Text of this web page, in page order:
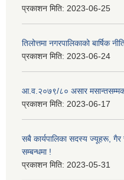
प्रकाशन मिति: 2023-06-25
तिलोत्तमा नगरपालिकाको बार्षिक
प्रकाशन मिति: 2023-06-24
आ.व.२०७९/८० असार
प्रकाशन मिति: 2023-06-17
सबै कार्यपालिका सदस्य ज्यूहरू,
सम्बन्धमा !
प्रकाशन मिति: 2023-05-31